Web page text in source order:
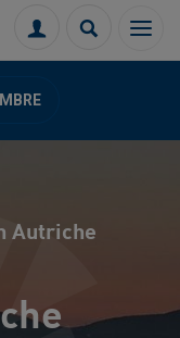
Menu
Connexion
Autriche